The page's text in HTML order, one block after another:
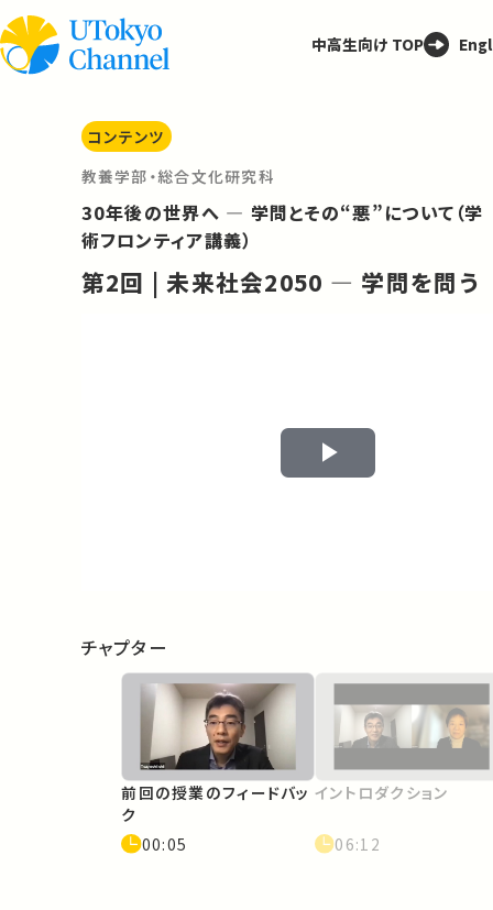
中高生向け TOP
コンテンツ
教養学部・総合文化研究科
30年後の世界へ ― 学問とその“悪”について（学
術フロンティア講義）
第2回 | 未来社会2050 ― 学問を問う
Play
チャプター
前回の授業のフィードバッ
ク
00:05
イントロダクション
06:12